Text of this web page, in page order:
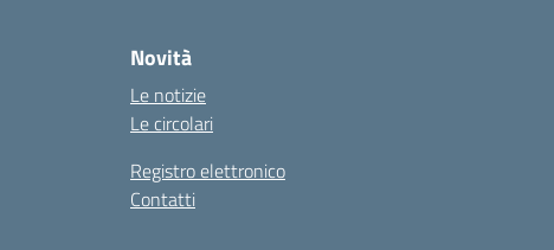
Novità
Le notizie
Le circolari
Registro elettronico
Contatti